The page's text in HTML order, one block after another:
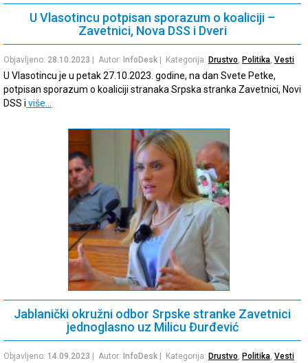
U Vlasotincu potpisan sporazum o koaliciji –
Zavetnici, Nova DSS i Dveri
Objavljeno: 28.10.2023 | Autor: InfoDesk | Kategorija: Drustvo, Politika, Vesti
U Vlasotincu je u petak 27.10.2023. godine, na dan Svete Petke,
potpisan sporazum o koaliciji stranaka Srpska stranka Zavetnici, Novi
DSS i više…
Jablanički okružni odbor Srpske stranke Zavetnici
jednoglasno uz Milicu Đurđević
Objavljeno: 14.09.2023 | Autor: InfoDesk | Kategorija: Drustvo Politika Vesti